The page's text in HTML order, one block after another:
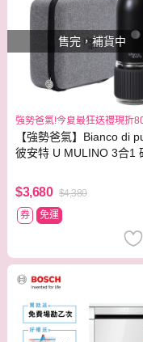
售完，補貨中
強勢爸氣!今夏最狂送禮現折
【強勢爸氣】Bianco di
彼安特 U MULINO 3合1
$3,680 $4,380
券
免運